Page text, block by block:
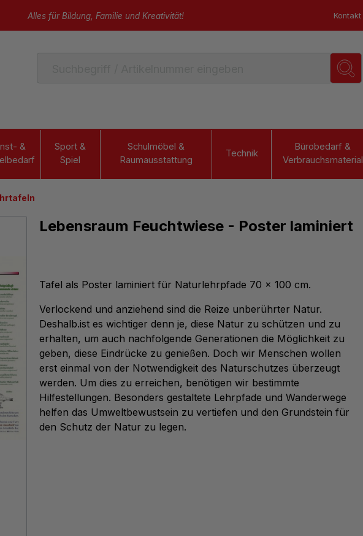
Alles für Bildung, Familie und Kreativität! Kontakt
&
Sport &
Spiel
Schulmöbel &
Raumausstattung
Technik
Bürobedarf &
Verbrauchsmaterial
Lebensraum Feuchtwiese - Poster laminiert
Tafel als Poster laminiert für Naturlehrpfade 70 x 100 cm.
Verlockend und anziehend sind die Reize unberührter Natur.
Deshalb.ist es wichtiger denn je, diese Natur zu schützen und zu
erhalten, um auch nachfolgende Generationen die Möglichkeit zu
geben, diese Eindrücke zu genießen. Doch wir Menschen wollen
erst einmal von der Notwendigkeit des Naturschutzes überzeugt
werden. Um dies zu erreichen, benötigen wir bestimmte
Hilfestellungen. Besonders gestaltete Lehrpfade und Wanderwege
helfen das Umweltbewustsein zu vertiefen und den Grundstein für
den Schutz der Natur zu legen.